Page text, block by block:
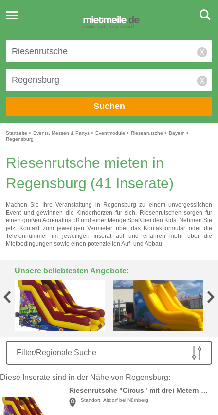
Toggle
navigation
X
X
Suchen
Startseite > Events, Messen & Partys> Eventmodule > Riesenrutsche > Bayern >
Regensburg
Riesenrutsche mieten in
Regensburg (41 Inserate)
Machen Sie Ihre Veranstaltung in Regensburg zu einem unvergesslichen
Event und gewinnen die Kinderherzen für sich. Riesenrutschen sorgen für
einen großen Adrenalinstoß und einer Menge Spaß bei den Kids. Nehmen Sie
jetzt Kontakt zum jeweiligen Vermieter über das Kontaktformular oder die
Telefonnummer im jeweiligen Inserat auf und erfahren mehr über die
Mietbedingungen sowie einen potenziellen Auf- und Abbau.
Unsere beliebtesten Angebote:
Filter/Regionale Suche
Diese Inserate sind in der Nähe von Regensburg:
Riesenrutsche "Circus" mit drei Metern Rutschhöhe
Standort: Altdorf bei Nürnberg